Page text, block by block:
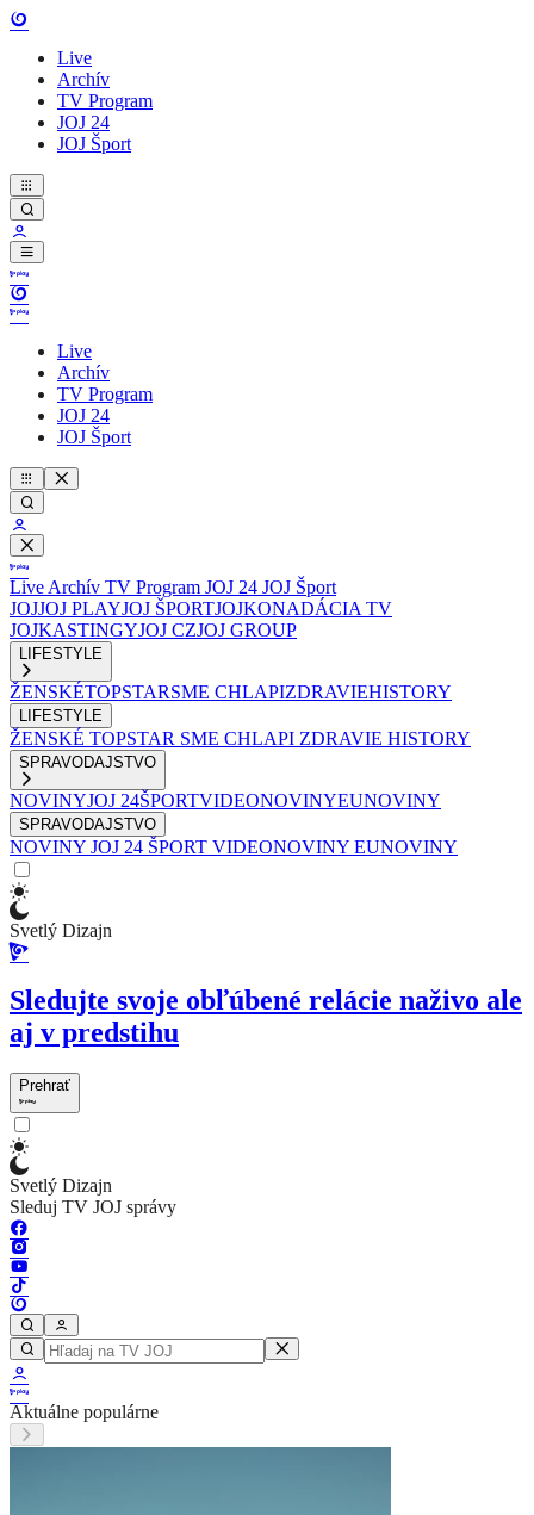
Live
Archív
TV Program
JOJ 24
JOJ Šport
Live
Archív
TV Program
JOJ 24
JOJ Šport
Live Archív TV Program JOJ 24 JOJ Šport
JOJJOJ PLAYJOJ ŠPORTJOJKONADÁCIA TV
JOJKASTINGYJOJ CZJOJ GROUP
LIFESTYLE
ŽENSKÉTOPSTARSME CHLAPIZDRAVIEHISTORY
LIFESTYLE
ŽENSKÉ TOPSTAR SME CHLAPI ZDRAVIE HISTORY
SPRAVODAJSTVO
NOVINYJOJ 24ŠPORTVIDEONOVINYEUNOVINY
SPRAVODAJSTVO
NOVINY JOJ 24 ŠPORT VIDEONOVINY EUNOVINY
Svetlý Dizajn
Sledujte svoje obľúbené relácie naživo ale
aj v predstihu
Prehrať
Svetlý Dizajn
Sleduj TV JOJ správy
Aktuálne populárne